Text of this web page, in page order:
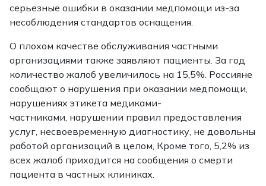
серьезные ошибки в оказании медпомощи из-за
несоблюдения стандартов оснащения.
О плохом качестве обслуживания частными
организациями также заявляют пациенты. За год
количество жалоб увеличилось на 15,5%. Россияне
сообщают о нарушения при оказании медпомощи,
нарушениях этикета медиками-
частниками, нарушении правил предоставления
услуг, несвоевременную диагностику, не довольны
работой организаций в целом, Кроме того, 5,2% из
всех жалоб приходится на сообщения о смерти
пациента в частных клиниках.